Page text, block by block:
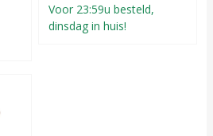
Voor 23:59u besteld,
dinsdag in huis!